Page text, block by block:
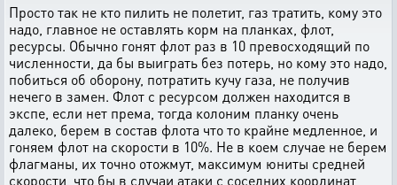
Просто так не кто пилить не полетит, газ тратить, кому это
надо, главное не оставлять корм на планках, флот,
ресурсы. Обычно гонят флот раз в 10 превосходящий по
численности, да бы выиграть без потерь, но кому это надо,
побиться об оборону, потратить кучу газа, не получив
нечего в замен. Флот с ресурсом должен находится в
экспе, если нет према, тогда колоним планку очень
далеко, берем в состав флота что то крайне медленное, и
гоняем флот на скорости в 10%. Не в коем случае не берем
флагманы, их точно отожмут, максимум юниты средней
скорости, что бы в случаи атаки с соседних координат